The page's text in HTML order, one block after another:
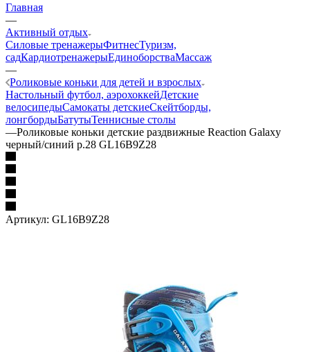
Главная
—
Активный отдых
Силовые тренажерыФитнесТуризм,
садКардиотренажерыЕдиноборстваМассаж
—
Роликовые коньки для детей и взрослых
Настольный футбол, аэрохоккейДетские
велосипедыСамокаты детскиеСкейтборды,
лонгбордыБатутыТеннисные столы
—Роликовые коньки детские раздвижные Reaction Galaxy
черный/синий р.28 GL16B9Z28
Артикул: GL16B9Z28